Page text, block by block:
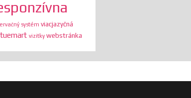
systém viacjazyčná
vizitky webstránka